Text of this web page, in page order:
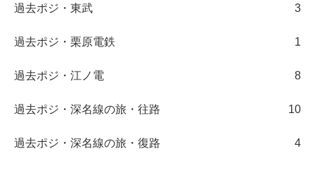
過去ポジ・東武 3
過去ポジ・栗原電鉄 1
過去ポジ・江ノ電 8
過去ポジ・深名線の旅・往路 10
過去ポジ・深名線の旅・復路 4